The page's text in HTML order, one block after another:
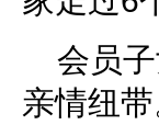
会员
亲情纽